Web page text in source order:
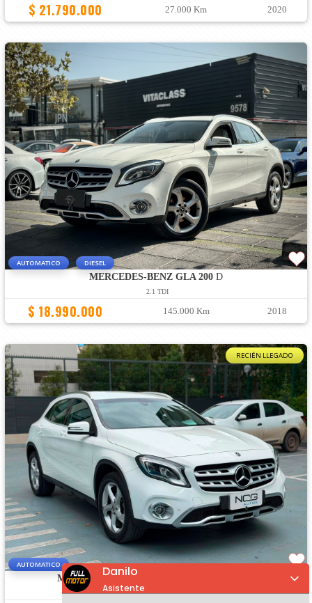
$ 21.790.000 27.000 Km 2020
AUTOMATICO DIESEL
MERCEDES-BENZ GLA 200D
2.1 TDI
$ 18.990.000 145.000 Km 2018
RECIÉN LLEGADO
AUTOMATICO
MERCEDES-BENZ GLA 200
MANTENIMIENTO AL DIA
Danilo
Asistente